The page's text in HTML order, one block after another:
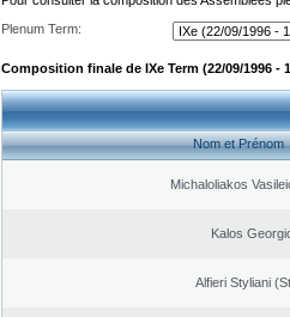
Plenum Term:
Composition finale de IXe Term (22/09/1996 -
Nom et Prénom
Michaloliakos
Kalos
Alfieri Styliani